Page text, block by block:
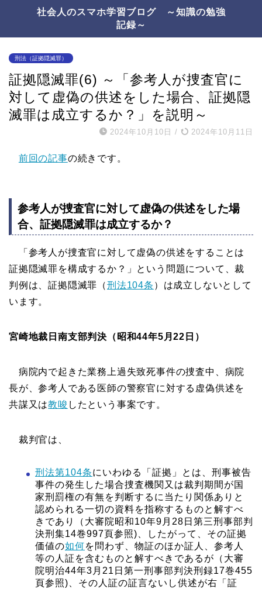
社会人のスマホ学習ブログ ～知識の勉強
記録～
刑法（証拠隠滅罪）
証拠隠滅罪(6) ～「参考人が捜査官に
対して虚偽の供述をした場合、証拠隠
滅罪は成立するか？」を説明～
2024年10月10日 / 2024年10月11日
前回の記事の続きです。
参考人が捜査官に対して虚偽の供述をした場
合、証拠隠滅罪は成立するか？
「参考人が捜査官に対して虚偽の供述をすることは
証拠隠滅罪を構成するか？」という問題について、裁
判例は、証拠隠滅罪（刑法104条 ）は成立しないとして
います。
宮崎地裁日南支部判決（昭和44年5月22日）
病院内で起きた業務上過失致死事件の捜査中、病院
長が、参考人である医師の警察官に対する虚偽供述を
共謀又は教唆 したという事案です。
裁判官は、
刑法第104条にいわゆる「証拠」とは、刑事被告
事件の発生した場合捜査機関又は裁判期間が国
家刑罰権の有無を判断するに当たり関係ありと
認められる一切の資料を指称するものと解すべ
きであり（大審院昭和10年9月28日第三刑事部判
決刑集14巻997頁参照)、したがって、その証拠
価値の如何を問わず、物証のほか証人、参考人
等の人証を含むものと解すべきであるが（大審
院明治44年3月21日第一刑事部判決刑録17巻455
頁参照)、その人証の証言ないし供述が右「証